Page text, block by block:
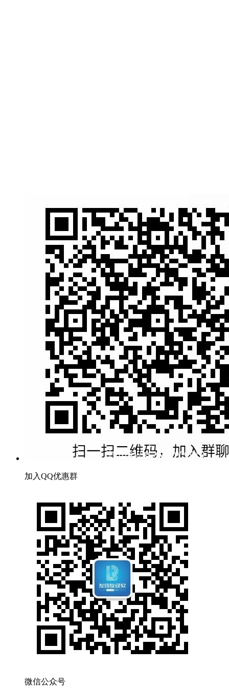
加入QQ优惠群
微信公众号